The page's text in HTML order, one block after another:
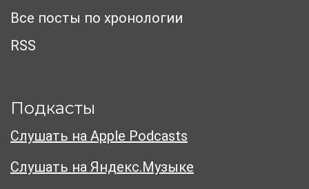
Все посты по хронологии
RSS
Подкасты
Слушать на Apple Podcasts
Слушать на Яндекс.Музыке